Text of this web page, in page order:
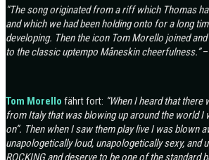
“The song originated from a riff which Thomas
and which we had been holding onto for a long
developing. Then the icon Tom Morello joined
to the classic uptempo Måneskin cheerfulness.”–
Tom Morello fährt fort: “When I heard that
from Italy that was blowing up around the world I
on”. Then when I saw them play live I was blown
unapologetically loud, unapologetically sexy, and
ROCKING and deserve to be one of the standard